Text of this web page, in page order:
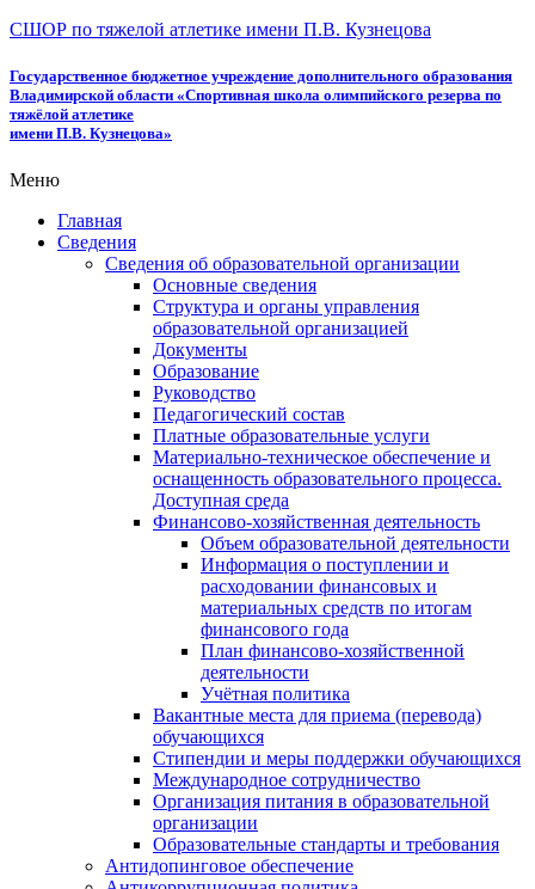
СШОР по тяжелой атлетике имени П.В. Кузнецова
Государственное бюджетное учреждение дополнительного образования
Владимирской области «Спортивная школа олимпийского резерва по
тяжёлой атлетике
имени П.В. Кузнецова»
Меню
Главная
Сведения
Сведения об образовательной организации
Основные сведения
Структура и органы управления
образовательной организацией
Документы
Образование
Руководство
Педагогический состав
Платные образовательные услуги
Материально-техническое обеспечение и
оснащенность образовательного процесса.
Доступная среда
Финансово-хозяйственная деятельность
Объем образовательной деятельности
Информация о поступлении и
расходовании финансовых и
материальных средств по итогам
финансового года
План финансово-хозяйственной
деятельности
Учётная политика
Вакантные места для приема (перевода)
обучающихся
Стипендии и меры поддержки обучающихся
Международное сотрудничество
Организация питания в образовательной
организации
Образовательные стандарты и требования
Антидопинговое обеспечение